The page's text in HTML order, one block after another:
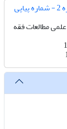
دوره 8، شماره 2 - شماره پیاپی
مطالعات فقه